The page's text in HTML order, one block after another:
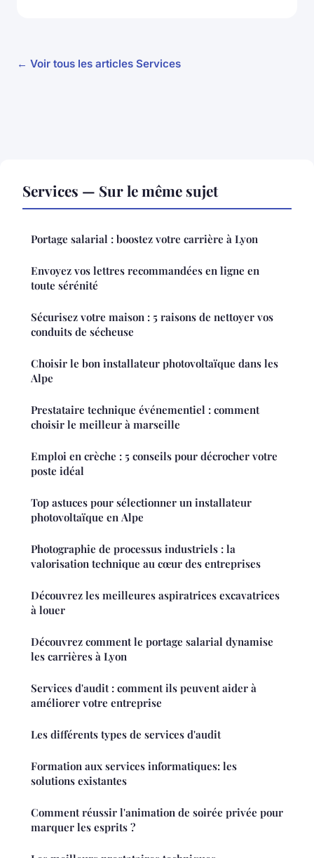
← Voir tous les articles Services
Services — Sur le même sujet
Portage salarial : boostez votre carrière à Lyon
Envoyez vos lettres recommandées en ligne en
toute sérénité
Sécurisez votre maison : 5 raisons de nettoyer vos
conduits de sécheuse
Choisir le bon installateur photovoltaïque dans les
Alpe
Prestataire technique événementiel : comment
choisir le meilleur à marseille
Emploi en crèche : 5 conseils pour décrocher votre
poste idéal
Top astuces pour sélectionner un installateur
photovoltaïque en Alpe
Photographie de processus industriels : la
valorisation technique au cœur des entreprises
Découvrez les meilleures aspiratrices excavatrices
à louer
Découvrez comment le portage salarial dynamise
les carrières à Lyon
Services d'audit : comment ils peuvent aider à
améliorer votre entreprise
Les différents types de services d'audit
Formation aux services informatiques: les
solutions existantes
Comment réussir l'animation de soirée privée pour
marquer les esprits ?